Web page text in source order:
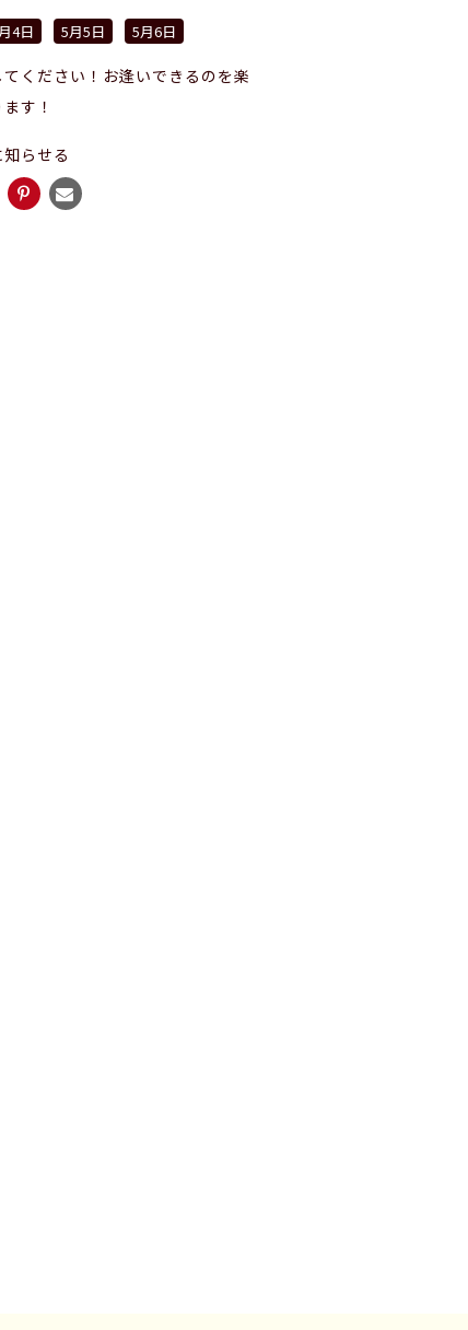
4日 5月5日 5月6日
ください！お逢いできるのを楽
す！
らせる